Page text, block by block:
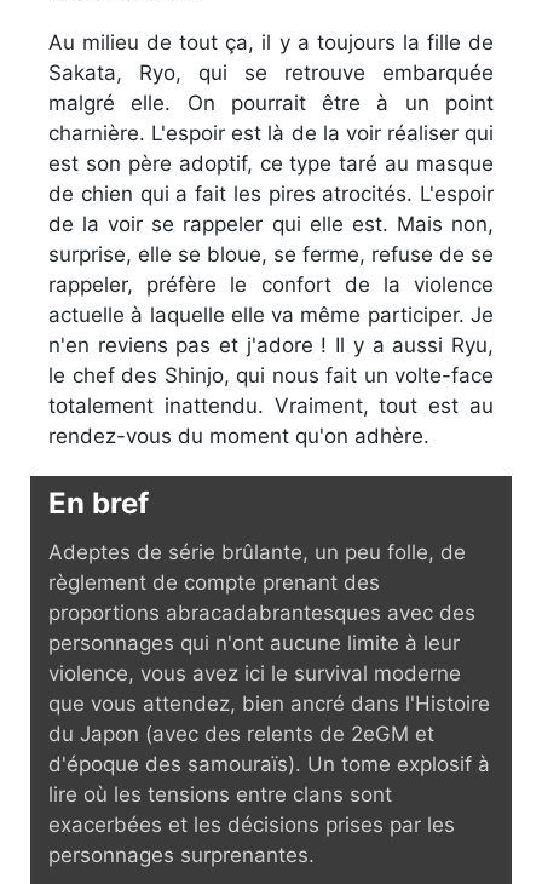
Au milieu de tout ça, il y a toujours la fille de
Sakata, Ryo, qui se retrouve embarquée
malgré elle. On pourrait être à un point
charnière. L'espoir est là de la voir réaliser qui
est son père adoptif, ce type taré au masque
de chien qui a fait les pires atrocités. L'espoir
de la voir se rappeler qui elle est. Mais non,
surprise, elle se bloue, se ferme, refuse de se
rappeler, préfère le confort de la violence
actuelle à laquelle elle va même participer. Je
n'en reviens pas et j'adore ! Il y a aussi Ryu,
le chef des Shinjo, qui nous fait un volte-face
totalement inattendu. Vraiment, tout est au
rendez-vous du moment qu'on adhère.
En bref
Adeptes de série brûlante, un peu folle, de
règlement de compte prenant des
proportions abracadabrantesques avec des
personnages qui n'ont aucune limite à leur
violence, vous avez ici le survival moderne
que vous attendez, bien ancré dans l'Histoire
du Japon (avec des relents de 2eGM et
d'époque des samouraïs). Un tome explosif à
lire où les tensions entre clans sont
exacerbées et les décisions prises par les
personnages surprenantes.